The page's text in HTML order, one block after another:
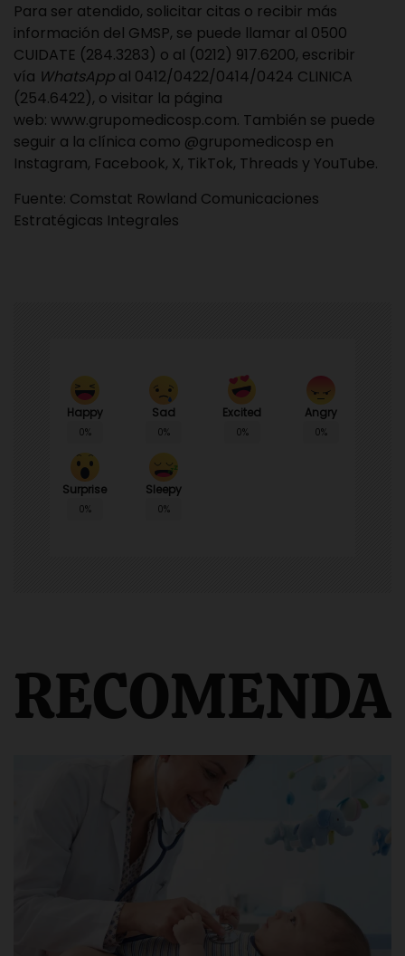
Para ser atendido, solicitar citas o recibir más
información del GMSP, se puede llamar al 0500
CUIDATE (284.3283) o al (0212) 917.6200, escribir
vía WhatsApp al 0412/0422/0414/0424 CLINICA
(254.6422), o visitar la página
web: www.grupomedicosp.com. También se puede
seguir a la clínica como @grupomedicosp en
Instagram, Facebook, X, TikTok, Threads y YouTube.
Fuente: Comstat Rowland Comunicaciones
Estratégicas Integrales
Happy
0%
Sad
0%
Excited
0%
Angry
0%
Surprise
0%
Sleepy
0%